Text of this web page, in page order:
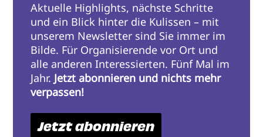
Aktuelle Highlights, nächste Schritte
und ein Blick hinter die Kulissen – mit
unserem Newsletter sind Sie immer im
Bilde. Für Organisierende vor Ort und
alle anderen Interessierten. Fünf Mal im
Jahr. Jetzt abonnieren und nichts mehr
verpassen!
Jetzt abonnieren